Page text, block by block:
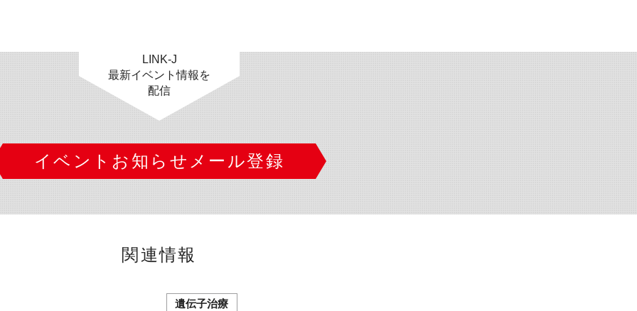
LINK-J
最新イベント情報を
配信
イベントお知らせメール登録
関連情報
遺伝子治療